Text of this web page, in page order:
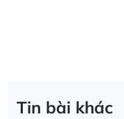
Tin bài khác